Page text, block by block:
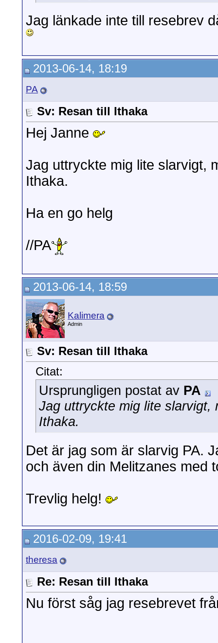
Jag länkade inte till resebrev
2013-06-14, 18:19
PA
Sv: Resan till Ithaka
Hej Janne
Jag uttryckte mig lite slarvigt,
Ithaka.
Ha en go helg
//PA
2013-06-14, 18:59
Kalimera
Admin
Sv: Resan till Ithaka
Citat:
Ursprungligen postat av PA
Jag uttryckte mig lite slarvigt,
Ithaka.
Det är jag som är slarvig PA.
och även din Melitzanes med
Trevlig helg!
2016-02-09, 19:41
theresa
Re: Resan till Ithaka
Nu först såg jag resebrevet